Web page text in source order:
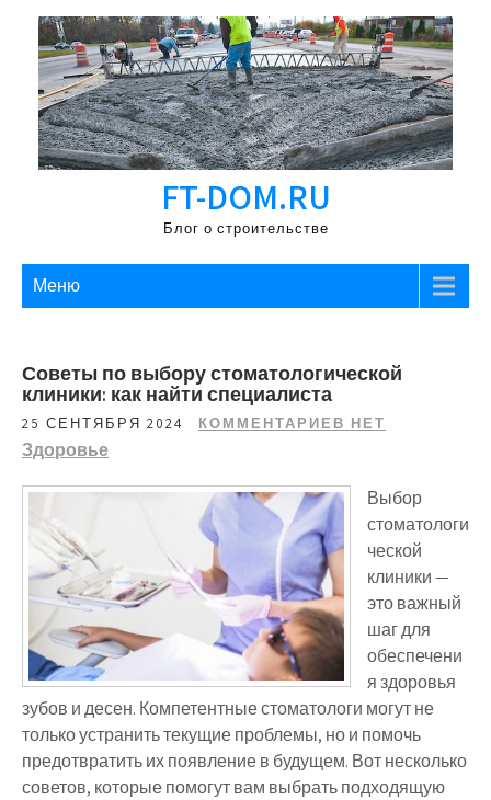
Перейти
содержимому
FT-DOM.RU
Блог о строительстве
Меню
Советы по выбору стоматологической
клиники: как найти специалиста
25 СЕНТЯБРЯ 2024 КОММЕНТАРИЕВ НЕТ
Здоровье
Выбор
стоматологи
ческой
клиники —
это важный
шаг для
обеспечени
я здоровья
зубов и десен. Компетентные стоматологи могут не
только устранить текущие проблемы, но и помочь
предотвратить их появление в будущем. Вот несколько
советов, которые помогут вам выбрать подходящую